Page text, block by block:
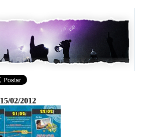
15/02/2012